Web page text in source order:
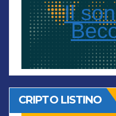
Il
CRIPTO LISTINO